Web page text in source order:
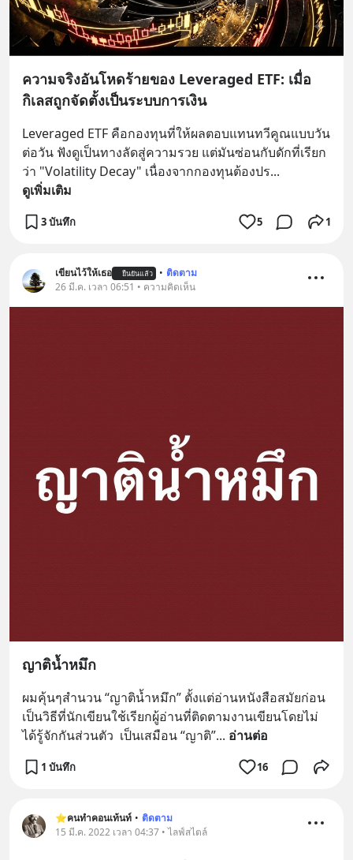
ความจริงอันโหดร้ายของ Leveraged ETF: เมื่อ
กิเลสถูกจัดตั้งเป็นระบบการเงิน
Leveraged ETF คือกองทุนที่ให้ผลตอบแทนทวีคูณแบบวัน
ต่อวัน ฟังดูเป็นทางลัดสู่ความรวย แต่มันซ่อนกับดักที่เรียก
ว่า "Volatility Decay" เนื่องจากกองทุนต้องปร...
ดูเพิ่มเติม
3 บันทึก 5 1
เขียนไว้ให้เธอ ยืนยันแล้ว • ติดตาม
26 มี.ค. เวลา 06:51 • ความคิดเห็น
ญาติน้ำหมึก
ผมคุ้นๆสำนวน “ญาติน้ำหมึก” ตั้งแต่อ่านหนังสือสมัยก่อน
เป็นวิธีที่นักเขียนใช้เรียกผู้อ่านที่ติดตามงานเขียนโดยไม่
ได้รู้จักกันส่วนตัว  เป็นเสมือน “ญาติ”... อ่านต่อ
1 บันทึก 16
⭐️คนทำคอนเท้นท์ • ติดตาม
15 มี.ค. 2022 เวลา 04:37 • ไลฟ์สไตล์